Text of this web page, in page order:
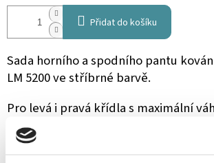
Přidat do košíku
Sada horního a spodního pantu
LM 5200 ve stříbrné barvě.
Pro levá i pravá křídla s maximální
kg.